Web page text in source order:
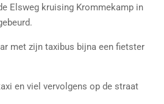
Elsweg kruising Krommekamp in
met zijn taxibus bijna een fietster
en viel vervolgens op de straat